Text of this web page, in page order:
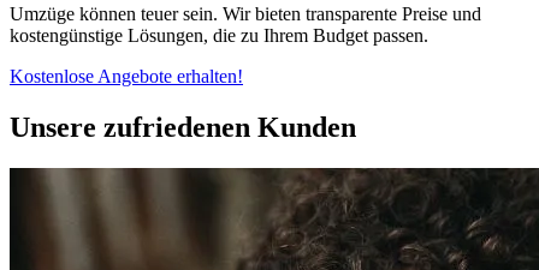
Umzüge können teuer sein. Wir bieten transparente Preise und
kostengünstige Lösungen, die zu Ihrem Budget passen.
Kostenlose Angebote erhalten!
Unsere zufriedenen Kunden